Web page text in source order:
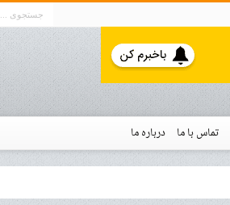
تماس با ما
درباره ما
نوار زمان استخدام